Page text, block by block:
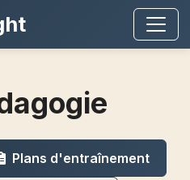
Plans d'entraînement